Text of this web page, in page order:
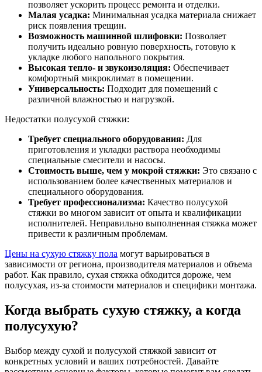
позволяет ускорить процесс ремонта и отделки.
Малая усадка: Минимальная усадка материала снижает
риск появления трещин.
Возможность машинной шлифовки: Позволяет
получить идеально ровную поверхность, готовую к
укладке любого напольного покрытия.
Высокая тепло- и звукоизоляция: Обеспечивает
комфортный микроклимат в помещении.
Универсальность: Подходит для помещений с
различной влажностью и нагрузкой.
Недостатки полусухой стяжки:
Требует специального оборудования: Для
приготовления и укладки раствора необходимы
специальные смесители и насосы.
Стоимость выше, чем у мокрой стяжки: Это связано с
использованием более качественных материалов и
специального оборудования.
Требует профессионализма: Качество полусухой
стяжки во многом зависит от опыта и квалификации
исполнителей. Неправильно выполненная стяжка может
привести к различным проблемам.
Цены на сухую стяжку пола могут варьироваться в
зависимости от региона, производителя материалов и объема
работ. Как правило, сухая стяжка обходится дороже, чем
полусухая, из-за стоимости материалов и специфики монтажа.
Когда выбрать сухую стяжку, а когда
полусухую?
Выбор между сухой и полусухой стяжкой зависит от
конкретных условий и ваших потребностей. Давайте